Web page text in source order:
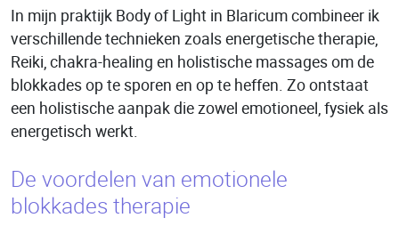
In mijn praktijk Body of Light in Blaricum combineer ik
verschillende technieken zoals energetische therapie,
Reiki, chakra-healing en holistische massages om de
blokkades op te sporen en op te heffen. Zo ontstaat
een holistische aanpak die zowel emotioneel, fysiek als
energetisch werkt.
De voordelen van emotionele
blokkades therapie